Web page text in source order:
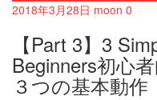
2018年3月28日 moon 0
【Part 3】3
Beginners初心
３つの基本動作